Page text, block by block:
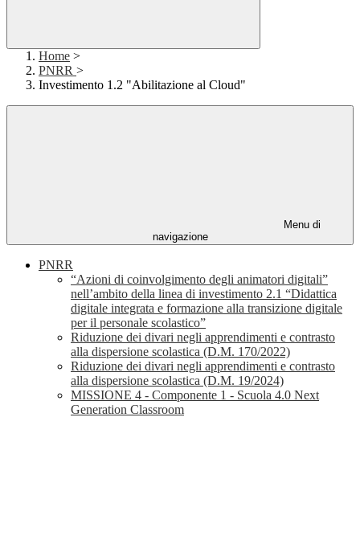
Home >
PNRR >
Investimento 1.2 "Abilitazione al Cloud"
Menu di
navigazione
PNRR
“Azioni di coinvolgimento degli animatori digitali”
nell’ambito della linea di investimento 2.1 “Didattica
digitale integrata e formazione alla transizione digitale
per il personale scolastico”
Riduzione dei divari negli apprendimenti e contrasto
alla dispersione scolastica (D.M. 170/2022)
Riduzione dei divari negli apprendimenti e contrasto
alla dispersione scolastica (D.M. 19/2024)
MISSIONE 4 - Componente 1 - Scuola 4.0 Next
Generation Classroom